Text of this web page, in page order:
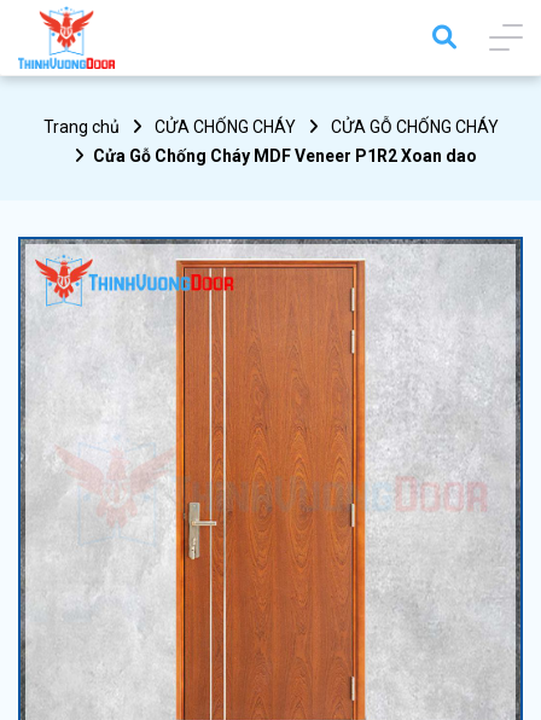
Trang chủ CỬA CHỐNG CHÁY
CỬA GỖ CHỐNG CHÁY
Cửa Gỗ Chống Cháy MDF Veneer P1R2 Xoan dao